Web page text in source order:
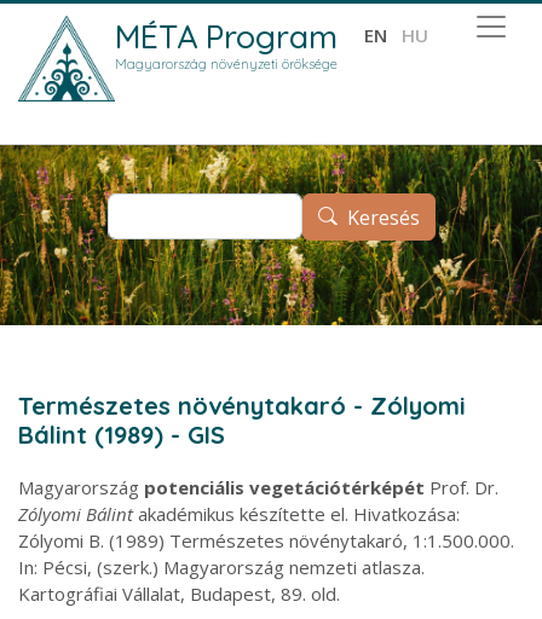
Ugrás a tartalomra
Keresés
MÉTA Program
Magyarország növényzeti öröksége
EN HU
Természetes növénytakaró - Zólyomi
Bálint (1989) - GIS
Magyarország potenciális vegetációtérképét Prof. Dr.
Zólyomi Bálintakadémikus készítette el. Hivatkozása:
Zólyomi B. (1989) Természetes növénytakaró, 1:1.500.000.
In: Pécsi, (szerk.) Magyarország nemzeti atlasza.
Kartográfiai Vállalat, Budapest, 89. old.